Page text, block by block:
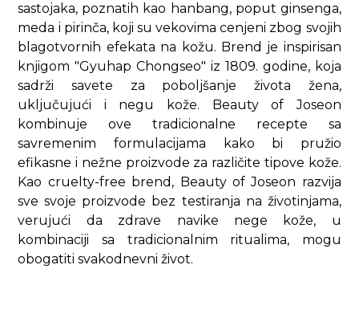
sastojaka, poznatih kao hanbang, poput ginsenga,
meda i pirinča, koji su vekovima cenjeni zbog svojih
blagotvornih efekata na kožu. Brend je inspirisan
knjigom "Gyuhap Chongseo" iz 1809. godine, koja
sadrži savete za poboljšanje života žena,
uključujući i negu kože. Beauty of Joseon
kombinuje ove tradicionalne recepte sa
savremenim formulacijama kako bi pružio
efikasne i nežne proizvode za različite tipove kože.
Kao cruelty-free brend, Beauty of Joseon razvija
sve svoje proizvode bez testiranja na životinjama,
verujući da zdrave navike nege kože, u
kombinaciji sa tradicionalnim ritualima, mogu
obogatiti svakodnevni život.